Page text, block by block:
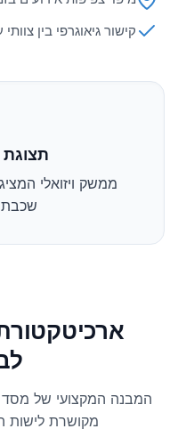
קישור גיאוגרפי בין
ממשק ויזואלי
שכבת
המבנה המקצועי של
מקושרת לישות